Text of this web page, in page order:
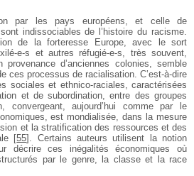
par les pays européens, et celle de
indissociables de l’histoire du racisme.
de la forteresse Europe, avec le sort
e-s et autres réfugié-e-s, très souvent,
d’anciennes colonies, semble
ces processus de racialisation. C’est-à-dire
sociales et ethnico-raciales, caractérisées
et de subordination, entre des groupes
convergeant, aujourd’hui comme par le
est mondialisée, dans la mesure
et la stratification des ressources et des
[55] . Certains auteurs utilisent la notion
décrire ces inégalités économiques où
par le genre, la classe et la race